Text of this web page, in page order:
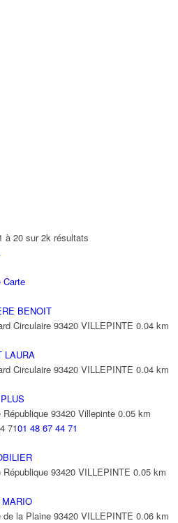
Gershwin 93420 VILLEPINTE
à 20 sur 2k résultats
Carte
BENOIT
Circulaire 93420 VILLEPINTE 0.04 km
LAURA
Circulaire 93420 VILLEPINTE 0.04 km
93420 Villepinte 0.05 km
7101 48 67 44 71
93420 VILLEPINTE 0.05 km
de la Plaine 93420 VILLEPINTE 0.06 km